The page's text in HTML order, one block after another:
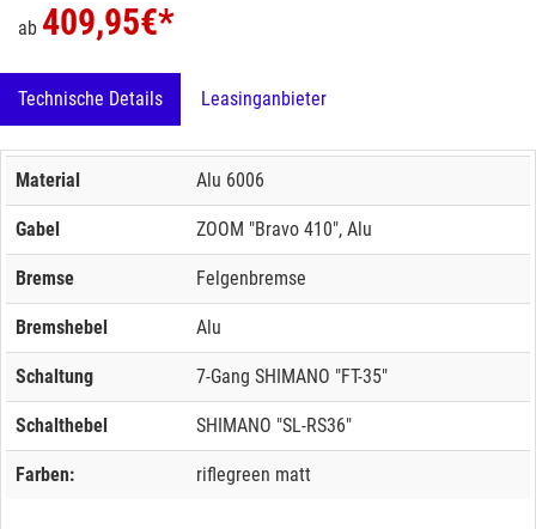
ab 409,95€*
Technische Details Leasinganbieter
Material Alu 6006
Gabel ZOOM "Bravo 410", Alu
Bremse Felgenbremse
Bremshebel Alu
Schaltung 7-Gang SHIMANO "FT-35"
Schalthebel SHIMANO "SL-RS36"
Farben: riflegreen matt